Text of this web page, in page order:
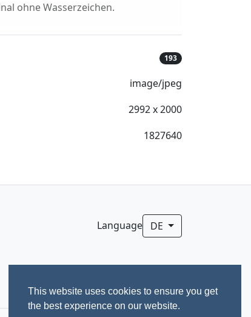
This website uses cookies to ensure you get
the best experience on our website.
ohne Wasserzeichen.
193
image/jpeg
2992 x 2000
1827640
Language DE